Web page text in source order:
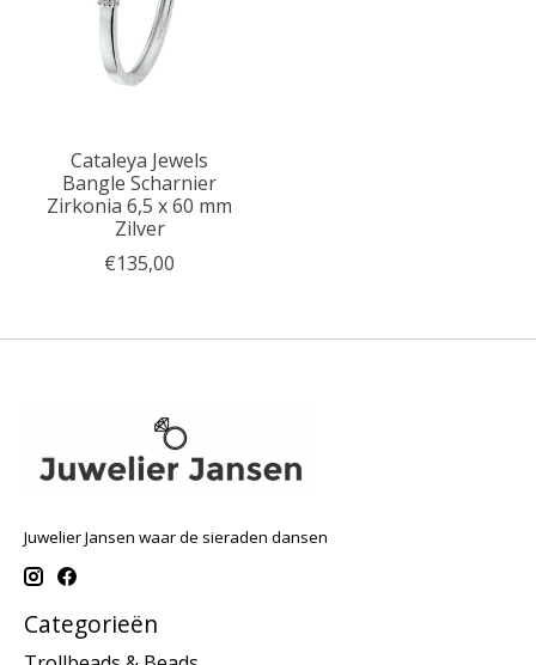
Cataleya Jewels
Bangle Scharnier
Zirkonia 6,5 x 60 mm
Zilver
€135,00
Juwelier Jansen waar de sieraden dansen
Categorieën